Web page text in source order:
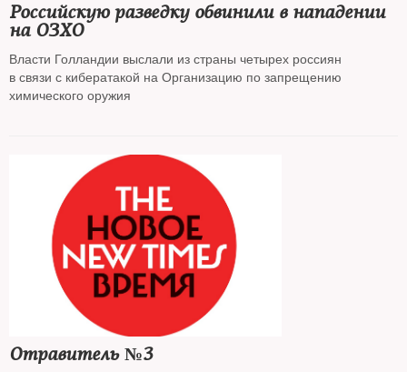
Российскую разведку обвинили в нападении
на ОЗХО
Власти Голландии выслали из страны четырех россиян
в связи с кибератакой на Организацию по запрещению
химического оружия
Отравитель №3